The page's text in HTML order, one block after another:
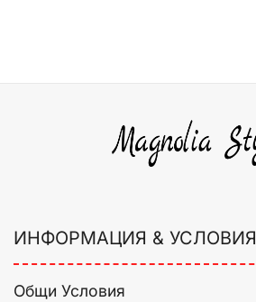
ИНФОРМАЦИЯ & УСЛОВИЯ
Общи Условия